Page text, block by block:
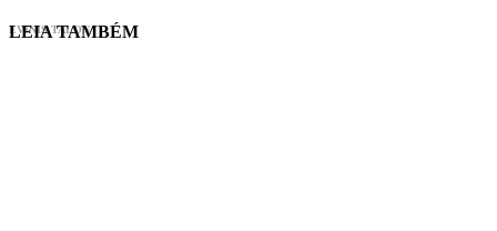
EVINIS TALON
LEIA TAMBÉM